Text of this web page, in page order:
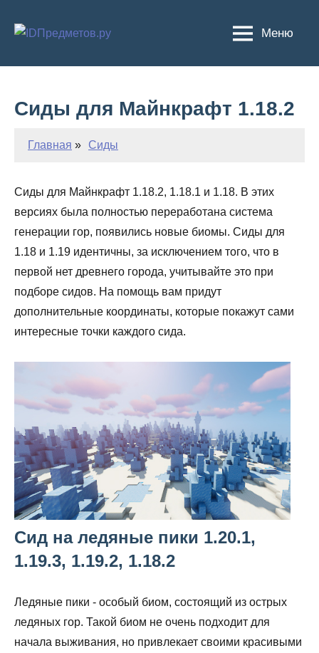
Меню
Сиды для Майнкрафт 1.18.2
Главная Сиды
Сиды для Майнкрафт 1.18.2, 1.18.1 и 1.18. В этих
версиях была полностью переработана система
генерации гор, появились новые биомы. Сиды для
1.18 и 1.19 идентичны, за исключением того, что в
первой нет древнего города, учитывайте это при
подборе сидов. На помощь вам придут
дополнительные координаты, которые покажут сами
интересные точки каждого сида.
Сид на ледяные пики 1.20.1,
1.19.3, 1.19.2, 1.18.2
Ледяные пики - особый биом, состоящий из острых
ледяных гор. Такой биом не очень подходит для
начала выживания, но привлекает своими красивыми